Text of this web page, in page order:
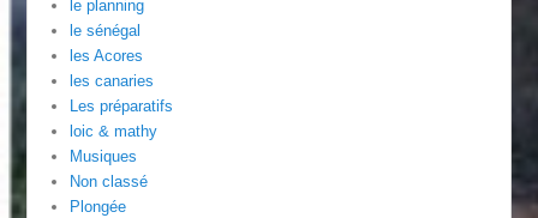
le planning
le sénégal
les Acores
les canaries
Les préparatifs
loic & mathy
Musiques
Non classé
Plongée